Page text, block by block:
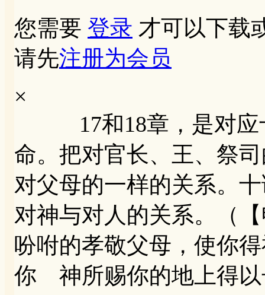
您需要 登录 才可以下载
请先注册为会员
×
17和18章，是对应十
命。把对官长、王、祭
对父母的一样的关系。
对神与对人的关系。（
吩咐的孝敬父母，使你
你 神所赐你的地上得以